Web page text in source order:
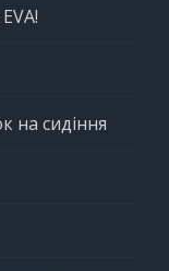
на сидіння